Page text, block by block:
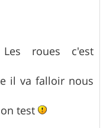
roues c'est
il va falloir nous
test